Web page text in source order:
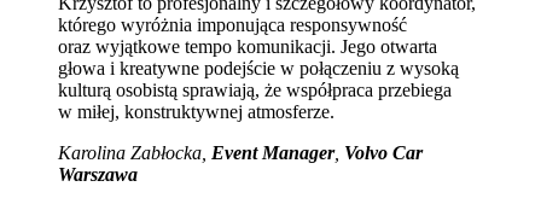
którego wyróżnia imponująca responsywność
oraz wyjątkowe tempo komunikacji. Jego otwarta
głowa i kreatywne podejście w połączeniu z wysoką
kulturą osobistą sprawiają, że współpraca przebiega
w miłej, konstruktywnej atmosferze.
Karolina Zabłocka, Event Manager, Volvo Car
Warszawa